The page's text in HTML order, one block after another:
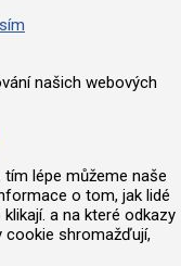
našich webových
lépe můžeme naše
o tom, jak lidé
a na které odkazy
cookie shromažďují,